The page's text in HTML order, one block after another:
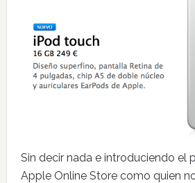
Sin decir nada e introduciendo el
Apple Online Store como quien